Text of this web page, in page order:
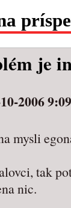
je
2006 9:09
mysli
tak
nic.